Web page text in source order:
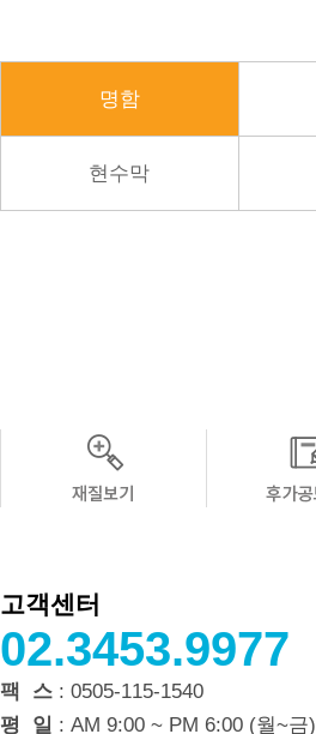
명함
현수막
고객센터
02.3453.9977
팩 스 : 0505-115-1540
평 일 : AM 9:00 ~ PM 6:00 (월~금)